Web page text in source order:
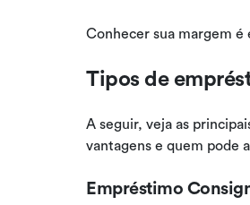
Conhecer sua margem
Tipos de
A seguir, veja as
vantagens e quem pode
Empréstimo